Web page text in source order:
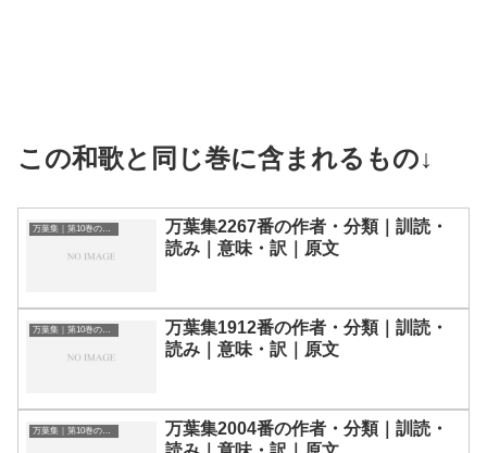
この和歌と同じ巻に含まれるもの↓
万葉集｜第10巻の和歌一覧
万葉集2267番の作者・分類｜訓読・
読み｜意味・訳｜原文
万葉集｜第10巻の和歌一覧
万葉集1912番の作者・分類｜訓読・
読み｜意味・訳｜原文
万葉集｜第10巻の和歌一覧
万葉集2004番の作者・分類｜訓読・